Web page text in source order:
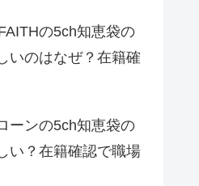
の5ch知恵袋の
いのはなぜ？在籍確
ーンの5ch知恵袋の
い？在籍確認で職場